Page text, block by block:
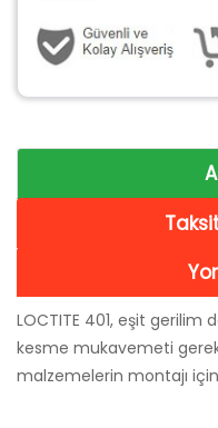
LOCTITE 401, eşit gerilim
kesme mukavemeti
malzemelerin montajı için